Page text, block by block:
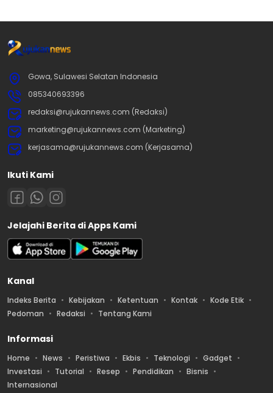
Gowa, Sulawesi Selatan Indonesia
085340693396
redaksi@rujukannews.com (Redaksi)
marketing@rujukannews.com (Marketing)
kerjasama@rujukannews.com (Kerjasama)
Ikuti Kami
Jelajahi Berita di Apps Kami
Kanal
Indeks Berita Kebijakan Ketentuan Kontak
Kode Etik
Pedoman
Redaksi Tentang Kami
Informasi
Home News Peristiwa Ekbis Teknologi
Gadget
Investasi
Tutorial Resep Pendidikan
Bisnis
Internasional